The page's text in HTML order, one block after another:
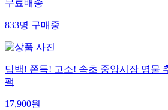
무료배송
833명구매중
담백! 쫀득! 고소! 속초 중앙시장 명물
팩